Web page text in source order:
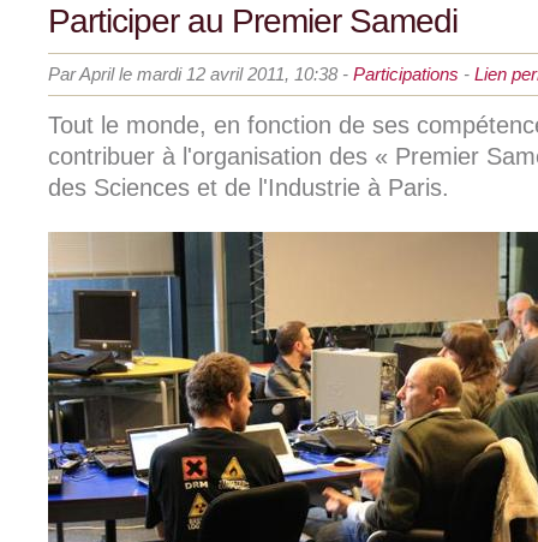
Participer au Premier Samedi
Par April le mardi 12 avril 2011, 10:38 - Participations - Lien
Tout le monde, en fonction de ses
contribuer à l'organisation des « Premier
des Sciences et de l'Industrie à Paris.